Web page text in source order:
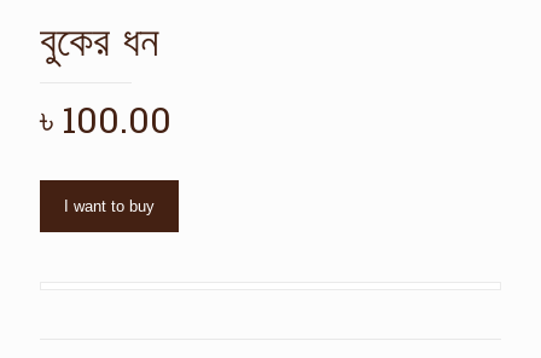
বুকের ধন
৳ 100.00
I want to buy